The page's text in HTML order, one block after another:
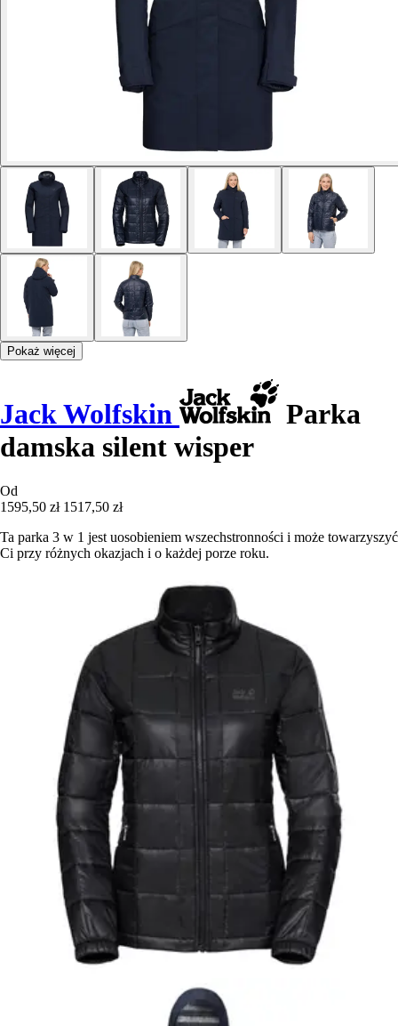
Pokaż więcej
Jack Wolfskin
Parka
damska silent wisper
Od
1595,50 zł 1517,50 zł
Ta parka 3 w 1 jest uosobieniem wszechstronności i może towarzyszyć
Ci przy różnych okazjach i o każdej porze roku.